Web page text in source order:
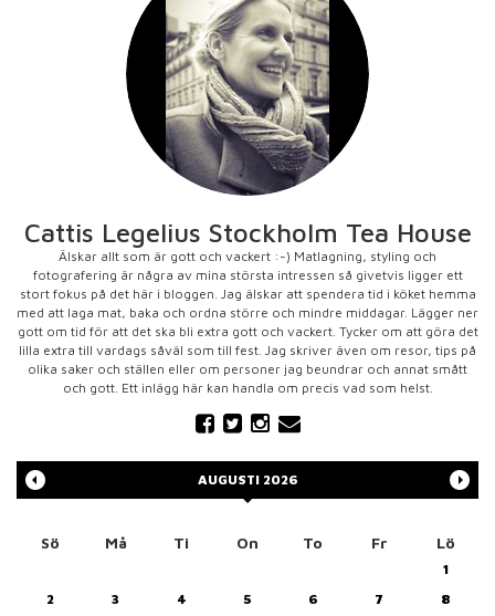
Cattis Legelius Stockholm Tea House
Älskar allt som är gott och vackert :-) Matlagning, styling och
fotografering är några av mina största intressen så givetvis ligger ett
stort fokus på det här i bloggen. Jag älskar att spendera tid i köket hemma
med att laga mat, baka och ordna större och mindre middagar. Lägger ner
gott om tid för att det ska bli extra gott och vackert. Tycker om att göra det
lilla extra till vardags såväl som till fest. Jag skriver även om resor, tips på
olika saker och ställen eller om personer jag beundrar och annat smått
och gott. Ett inlägg här kan handla om precis vad som helst.
AUGUSTI 2026
Sö Må Ti On To Fr Lö
1
2
3 4 5 6 7
8